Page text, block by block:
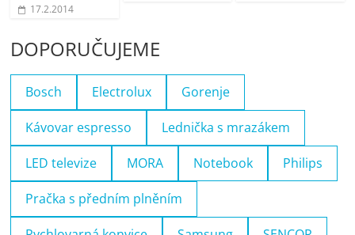
17.2.2014
DOPORUČUJEME
Bosch Electrolux Gorenje
Kávovar espresso Lednička s mrazákem
LED televize MORA Notebook Philips
Pračka s předním plněním